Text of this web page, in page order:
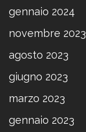
gennaio 2024
novembre 2023
agosto 2023
giugno 2023
marzo 2023
gennaio 2023